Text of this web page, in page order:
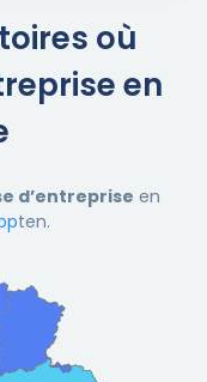
où
en
d’entreprise en
ten.